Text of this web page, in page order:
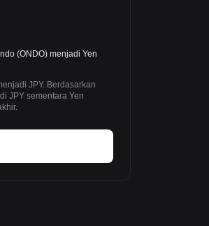
(ONDO) menjadi Yen
JPY. Berdasarkan
JPY sementara Yen